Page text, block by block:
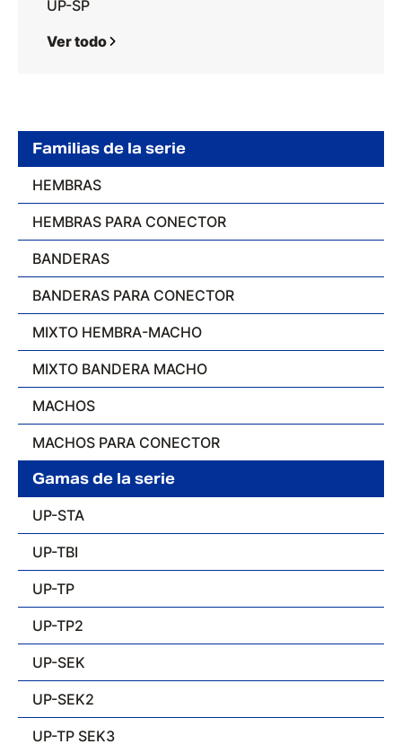
UP-SP
Ver todo
Familias de la serie
HEMBRAS
HEMBRAS PARA CONECTOR
BANDERAS
BANDERAS PARA CONECTOR
MIXTO HEMBRA-MACHO
MIXTO BANDERA MACHO
MACHOS
MACHOS PARA CONECTOR
Gamas de la serie
UP-STA
UP-TBI
UP-TP
UP-TP2
UP-SEK
UP-SEK2
UP-TP SEK3